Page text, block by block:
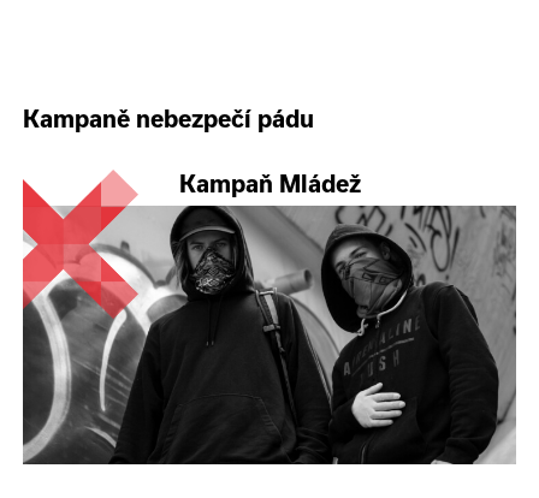
Kampaně nebezpečí pádu
Kampaň Mládež